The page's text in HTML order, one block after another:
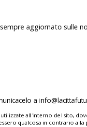
aggiornato sulle
a
all'interno del sito,
qualcosa in contrario